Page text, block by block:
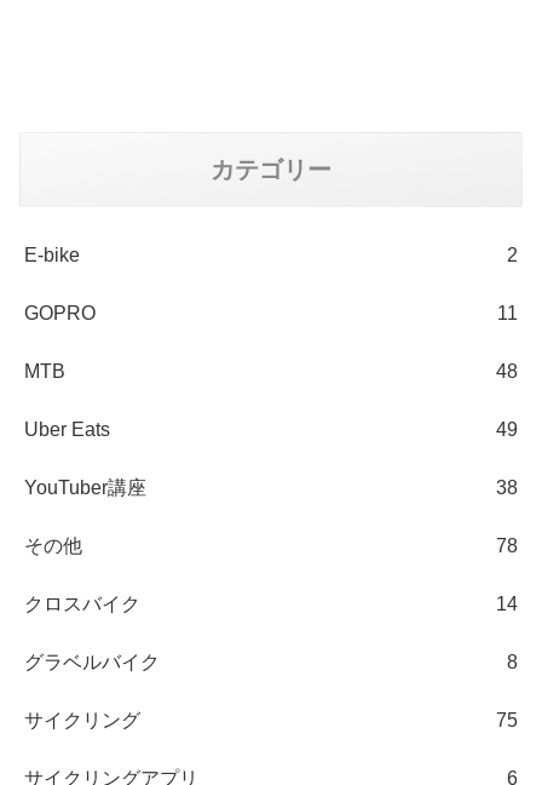
カテゴリー
E-bike 2
GOPRO 11
MTB 48
Uber Eats 49
YouTuber講座 38
その他 78
クロスバイク 14
グラベルバイク 8
サイクリング 75
サイクリングアプリ 6